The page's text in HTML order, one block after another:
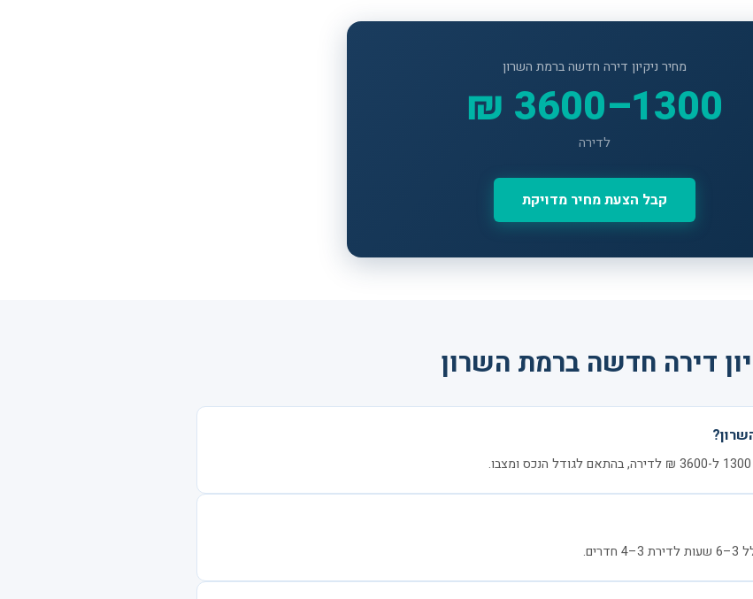
מחיר ניקיון דירה חדשה ברמת השרון
1300–3600 ₪
לדירה
קבל הצעת מחיר מדויקת
דירה חדשה ברמת השרון